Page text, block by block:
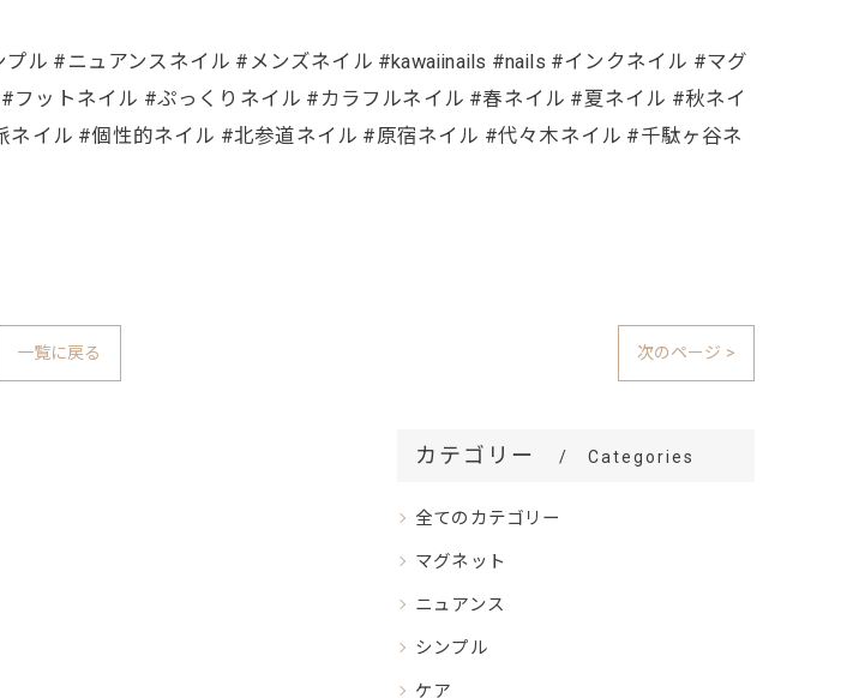
ル #ニュアンスネイル #メンズネイル #kawaiinails #nails #インクネイル #マグ
ットネイル #ぷっくりネイル #カラフルネイル #春ネイル #夏ネイル #秋ネイ
イル #個性的ネイル #北参道ネイル #原宿ネイル #代々木ネイル #千駄ヶ谷ネ
一覧に戻る 次のページ >
カテゴリー Categories
全てのカテゴリー
マグネット
ニュアンス
シンプル
ケア